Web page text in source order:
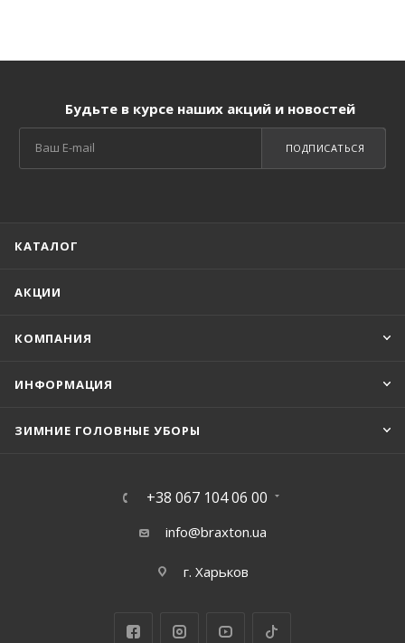
Будьте в курсе наших акций и новостей
ПОДПИСАТЬСЯ
КАТАЛОГ
АКЦИИ
КОМПАНИЯ
ИНФОРМАЦИЯ
ЗИМНИЕ ГОЛОВНЫЕ УБОРЫ
+38 067 104 06 00
info@braxton.ua
г. Харьков